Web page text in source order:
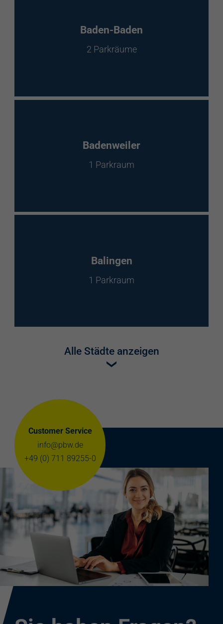
Baden-Baden
2 Parkräume
Badenweiler
1 Parkraum
Balingen
1 Parkraum
Alle Städte anzeigen
Customer Service
info@pbw.de
+49 (0) 711 89255-0